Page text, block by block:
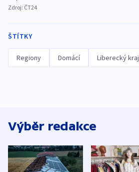
Zdroj: ČT24
ŠTÍTKY
Regiony Domácí Liberecký kraj
Výběr redakce